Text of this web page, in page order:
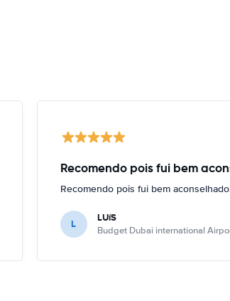
Recomendo pois fui bem
Recomendo pois fui bem
L LUíS
Budget Dubai international